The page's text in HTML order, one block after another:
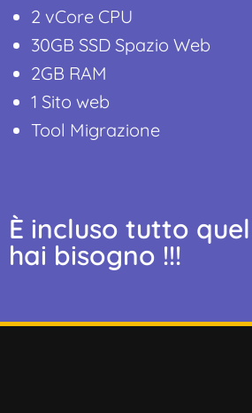
2 vCore CPU
30GB SSD Spazio Web
2GB RAM
1 Sito web
Tool Migrazione
È incluso tutto
hai bisogno !!!